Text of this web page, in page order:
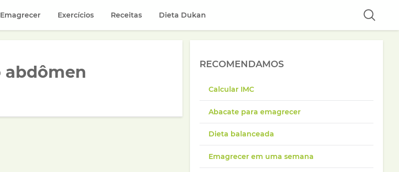
Exercícios Receitas Dieta Dukan
abdômen RECOMENDAMOS
Calcular IMC
Abacate para emagrecer
Dieta balanceada
Emagrecer em uma semana